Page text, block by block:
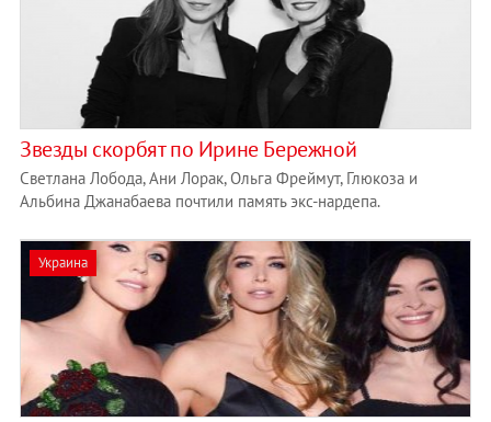
Звезды скорбят по Ирине Бережной
Светлана Лобода, Ани Лорак, Ольга Фреймут, Глюкоза и
Альбина Джанабаева почтили память экс-нардепа.
Украина